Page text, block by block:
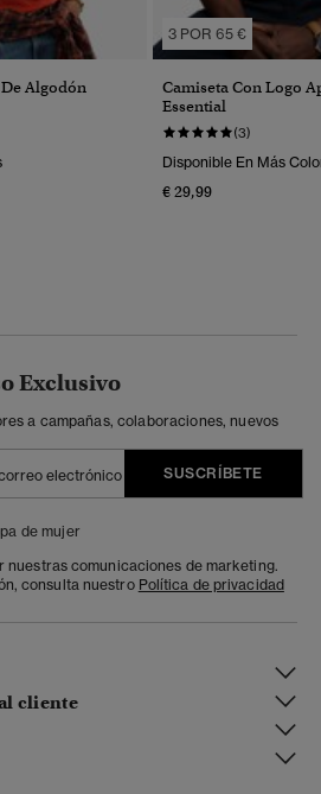
Algodón
3 POR 65 €
Camiseta Con Logo
Essential
(3)
Disponible En Más
€ 29,99
Exclusivo
a campañas, colaboraciones, nuevos
SUSCRÍBETE
de mujer
comunicaciones de marketing.
consulta nuestro Política de privacidad
cliente